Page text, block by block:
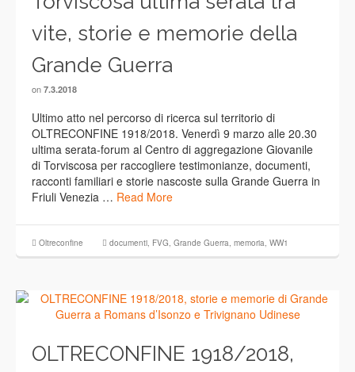
vite, storie e memorie della
Grande Guerra
on 7.3.2018
Ultimo atto nel percorso di ricerca sul territorio di
OLTRECONFINE 1918/2018. Venerdì 9 marzo alle 20.30
ultima serata-forum al Centro di aggregazione Giovanile
di Torviscosa per raccogliere testimonianze, documenti,
racconti familiari e storie nascoste sulla Grande Guerra in
Friuli Venezia … Read More
Oltreconfine documenti FVG Grande Guerra memoria WW1
OLTRECONFINE 1918/2018,